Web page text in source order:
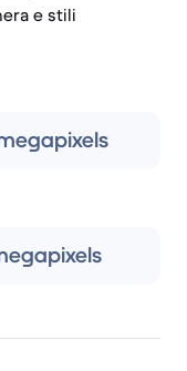
e stili